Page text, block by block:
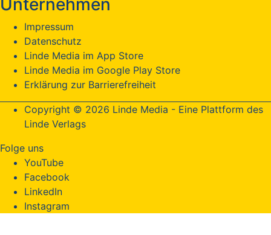
Unternehmen
Impressum
Datenschutz
Linde Media im App Store
Linde Media im Google Play Store
Erklärung zur Barrierefreiheit
Copyright © 2026 Linde Media - Eine Plattform des
Linde Verlags
Folge uns
YouTube
Facebook
LinkedIn
Instagram